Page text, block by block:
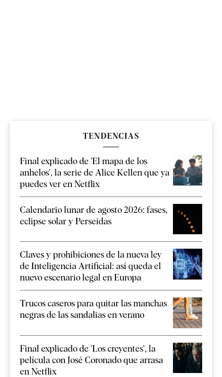
TENDENCIAS
Final explicado de 'El mapa de los
anhelos', la serie de Alice Kellen que ya
puedes ver en Netflix
Calendario lunar de agosto 2026: fases,
eclipse solar y Perseidas
Claves y prohibiciones de la nueva ley
de Inteligencia Artificial: así queda el
nuevo escenario legal en Europa
Trucos caseros para quitar las manchas
negras de las sandalias en verano
Final explicado de 'Los creyentes', la
película con José Coronado que arrasa
en Netflix